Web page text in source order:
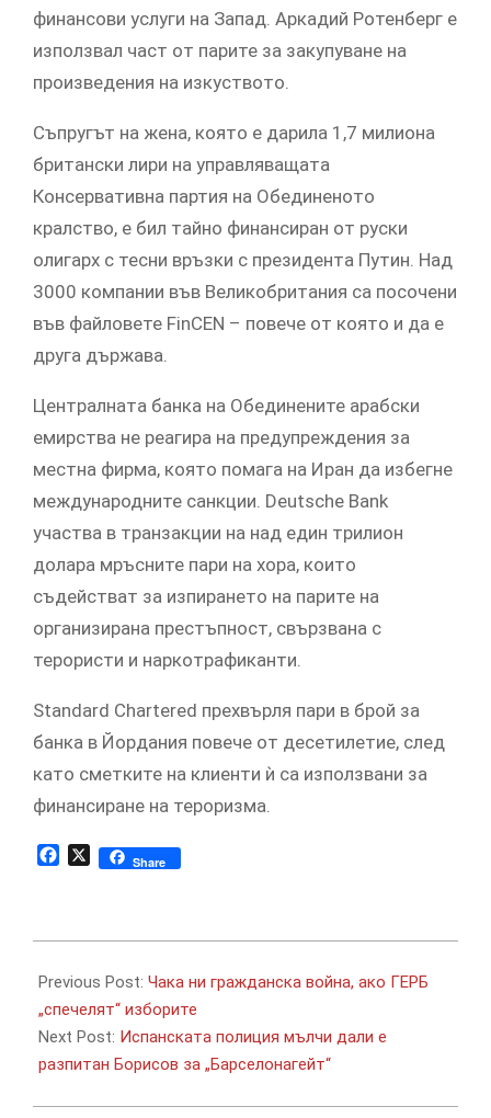
финансови услуги на Запад. Аркадий Ротенберг е
използвал част от парите за закупуване на
произведения на изкуството.
Съпругът на жена, която е дарила 1,7 милиона
британски лири на управляващата
Консервативна партия на Обединеното
кралство, е бил тайно финансиран от руски
олигарх с тесни връзки с президента Путин. Над
3000 компании във Великобритания са посочени
във файловете FinCEN – повече от която и да е
друга държава.
Централната банка на Обединените арабски
емирства не реагира на предупреждения за
местна фирма, която помага на Иран да избегне
международните санкции. Deutsche Bank
участва в транзакции на над един трилион
долара мръсните пари на хора, които
съдействат за изпирането на парите на
организирана престъпност, свързвана с
терористи и наркотрафиканти.
Standard Chartered прехвърля пари в брой за
банка в Йордания повече от десетилетие, след
като сметките на клиенти ѝ са използвани за
финансиране на тероризма.
Facebook
X Share
09-
21
Previous Post: Чака ни гражданска война, ако ГЕРБ
„спечелят“ изборите
Next Post: Испанската полиция мълчи дали е
разпитан Борисов за „Барселонагейт“